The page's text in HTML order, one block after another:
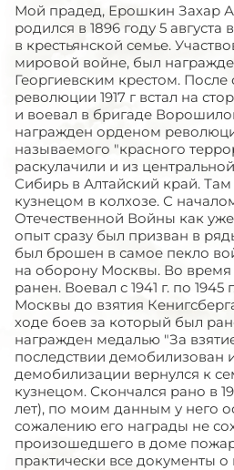
Мой прадед, Ерошкин Захар
родился в 1896 году 5
в крестьянской семье.
мировой войне, был
Георгиевским крестом. После
революции 1917 г встал на
и воевал в бригаде
награжден орденом
называемого "красного
раскулачили и из
Сибирь в Алтайский край.
кузнецом в колхозе. С
Отечественной Войны как
опыт сразу был призван в
был брошен в самое пекло
на оборону Москвы. Во
ранен. Воевал с 1941 г. по
Москвы до взятия
ходе боев за который был
награжден медалью "За
последствии демобилизован
демобилизации вернулся к
кузнецом. Скончался рано в
лет), по моим данным у него
сожалению его награды не
произошедшего в доме
практически все документы